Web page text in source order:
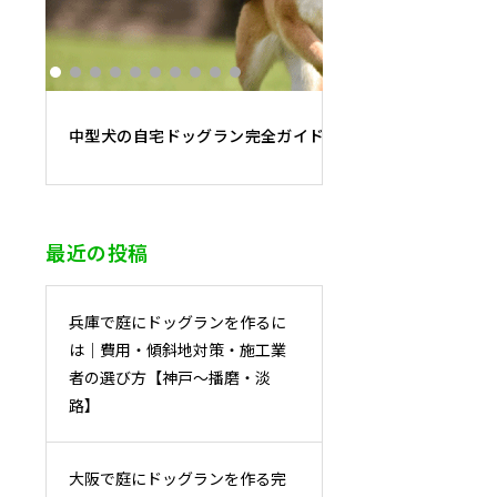
中型犬の自宅ドッグラン完全ガイド｜必要面積・フェンス
最近の投稿
兵庫で庭にドッグランを作るに
は｜費用・傾斜地対策・施工業
者の選び方【神戸〜播磨・淡
路】
大阪で庭にドッグランを作る完